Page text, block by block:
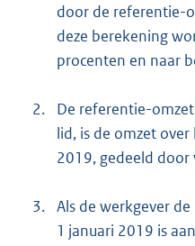
door de referentie-
deze berekening
procenten en naar
2.
De referentie-
lid, is de omzet
2019, gedeeld door
3. Als de werkgever
1 januari 2019 is